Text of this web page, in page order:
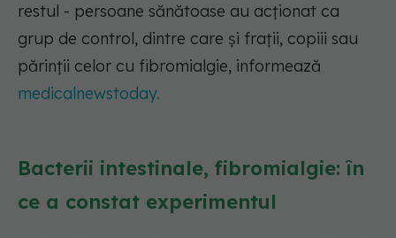
restul - persoane sănătoase au acționat ca
grup de control, dintre care și frații, copiii sau
părinții celor cu fibromialgie, informează
medicalnewstoday.
Bacterii intestinale, fibromialgie: în
ce a constat experimentul